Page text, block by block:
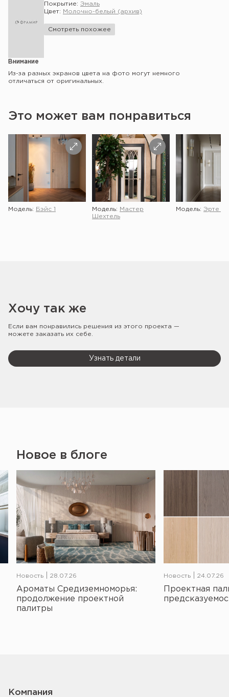
Покрытие: Эмаль
Цвет:
Молочно-белый (архив)
Смотреть похожее
Внимание
Из-за разных экранов цвета на фото могут немного
отличаться от оригинальных.
Это может вам понравиться
Модель: Бэйс 1 Модель:
Мастер
Шехтель
Модель: Эрте 2
Хочу так же
Если вам понравились решения из этого проекта —
можете заказать их себе.
Узнать детали
Новое в блоге
Новость 28.07.26
Ароматы Средиземноморья:
продолжение проектной
палитры
Новость 24.07.26
Проектная
Компания